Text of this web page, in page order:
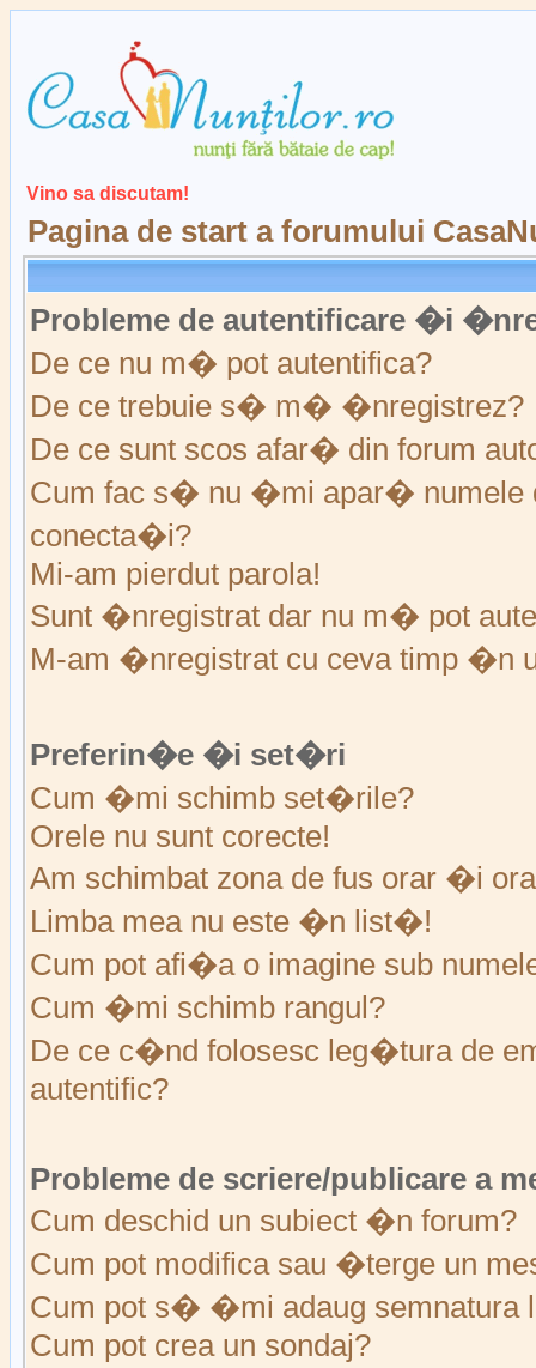
Vino sa discutam!
Pagina de start a forumului
Probleme de autentificare �i
De ce nu m� pot autentifica?
De ce trebuie s� m� �nregistrez?
De ce sunt scos afar� din forum
Cum fac s� nu �mi apar� numele
conecta�i?
Mi-am pierdut parola!
Sunt �nregistrat dar nu m� pot
M-am �nregistrat cu ceva timp �n
Preferin�e �i set�ri
Cum �mi schimb set�rile?
Orele nu sunt corecte!
Am schimbat zona de fus orar �i
Limba mea nu este �n list�!
Cum pot afi�a o imagine sub
Cum �mi schimb rangul?
De ce c�nd folosesc leg�tura de
autentific?
Probleme de scriere/publicare a
Cum deschid un subiect �n forum?
Cum pot modifica sau �terge un
Cum pot s� �mi adaug semnatura
Cum pot crea un sondaj?